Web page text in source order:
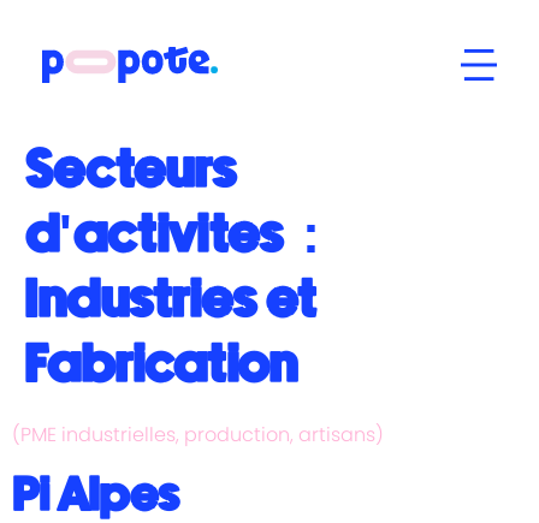
Secteurs
d'activités :
Industries et
Fabrication
(PME industrielles, production, artisans)
Pi Alpes